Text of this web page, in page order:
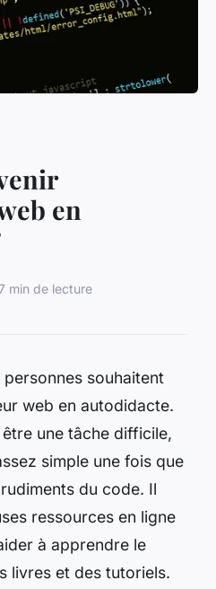
en
min de lecture
souhaitent
web en autodidacte.
une tâche difficile,
simple une fois que
du code. Il
ressources en ligne
à apprendre le
livres et des tutoriels.